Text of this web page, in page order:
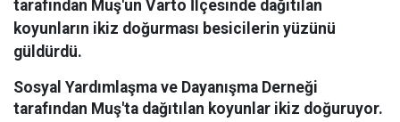
tarafından Muş'un Varto İlçesinde dağıtılan
koyunların ikiz doğurması besicilerin yüzünü
güldürdü.
Sosyal Yardımlaşma ve Dayanışma Derneği
tarafından Muş'ta dağıtılan koyunlar ikiz doğuruyor.